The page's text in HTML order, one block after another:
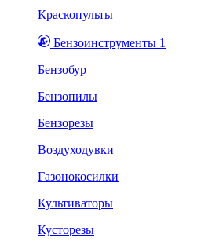
Краскопульты
Бензоинструменты 1
Бензобур
Бензопилы
Бензорезы
Воздуходувки
Газонокосилки
Культиваторы
Кусторезы